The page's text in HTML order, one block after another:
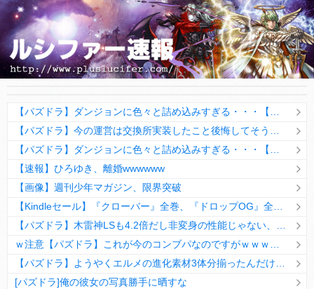
【速報】ひろゆき、離婚wwwwww
【画像】週刊少年マガジン、限界突破
[パズドラ]俺の彼女の写真勝手に晒すな